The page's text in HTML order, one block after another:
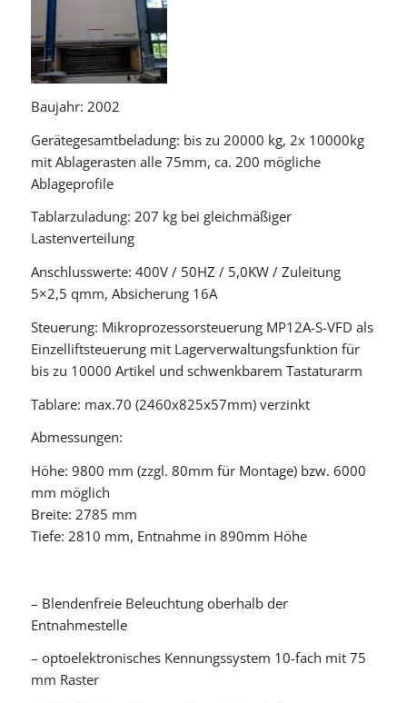
Baujahr: 2002
Gerätegesamtbeladung: bis zu 20000 kg, 2x 10000kg
mit Ablagerasten alle 75mm, ca. 200 mögliche
Ablageprofile
Tablarzuladung: 207 kg bei gleichmäßiger
Lastenverteilung
Anschlusswerte: 400V / 50HZ / 5,0KW / Zuleitung
5×2,5 qmm, Absicherung 16A
Steuerung: Mikroprozessorsteuerung MP12A-S-VFD als
Einzelliftsteuerung mit Lagerverwaltungsfunktion für
bis zu 10000 Artikel und schwenkbarem Tastaturarm
Tablare: max.70 (2460x825x57mm) verzinkt
Abmessungen:
Höhe: 9800 mm (zzgl. 80mm für Montage) bzw. 6000
mm möglich
Breite: 2785 mm
Tiefe: 2810 mm, Entnahme in 890mm Höhe
– Blendenfreie Beleuchtung oberhalb der
Entnahmestelle
– optoelektronisches Kennungssystem 10-fach mit 75
mm Raster